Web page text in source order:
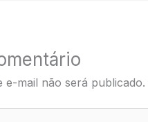
e-mail não será publicado.